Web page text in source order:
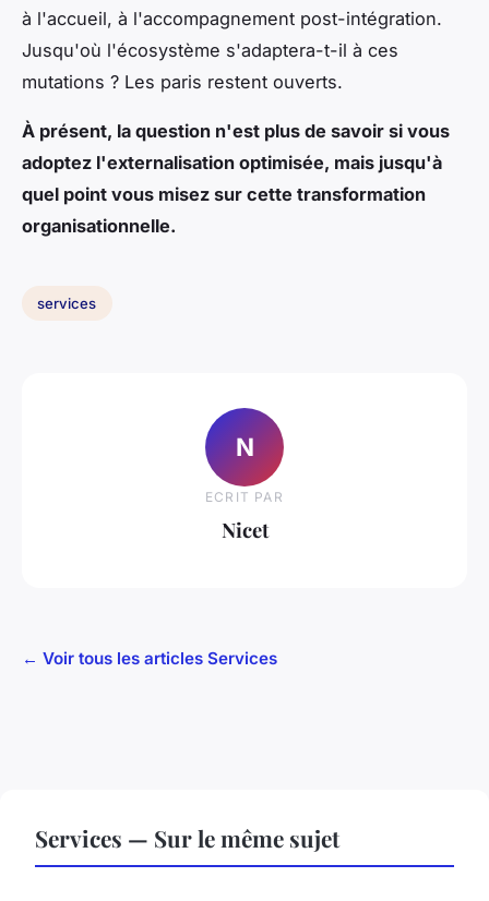
à l'accueil, à l'accompagnement post-intégration.
Jusqu'où l'écosystème s'adaptera-t-il à ces
mutations ? Les paris restent ouverts.
À présent, la question n'est plus de savoir si vous
adoptez l'externalisation optimisée, mais jusqu'à
quel point vous misez sur cette transformation
organisationnelle.
services
N
ECRIT PAR
Nicet
← Voir tous les articles Services
Services — Sur le même sujet